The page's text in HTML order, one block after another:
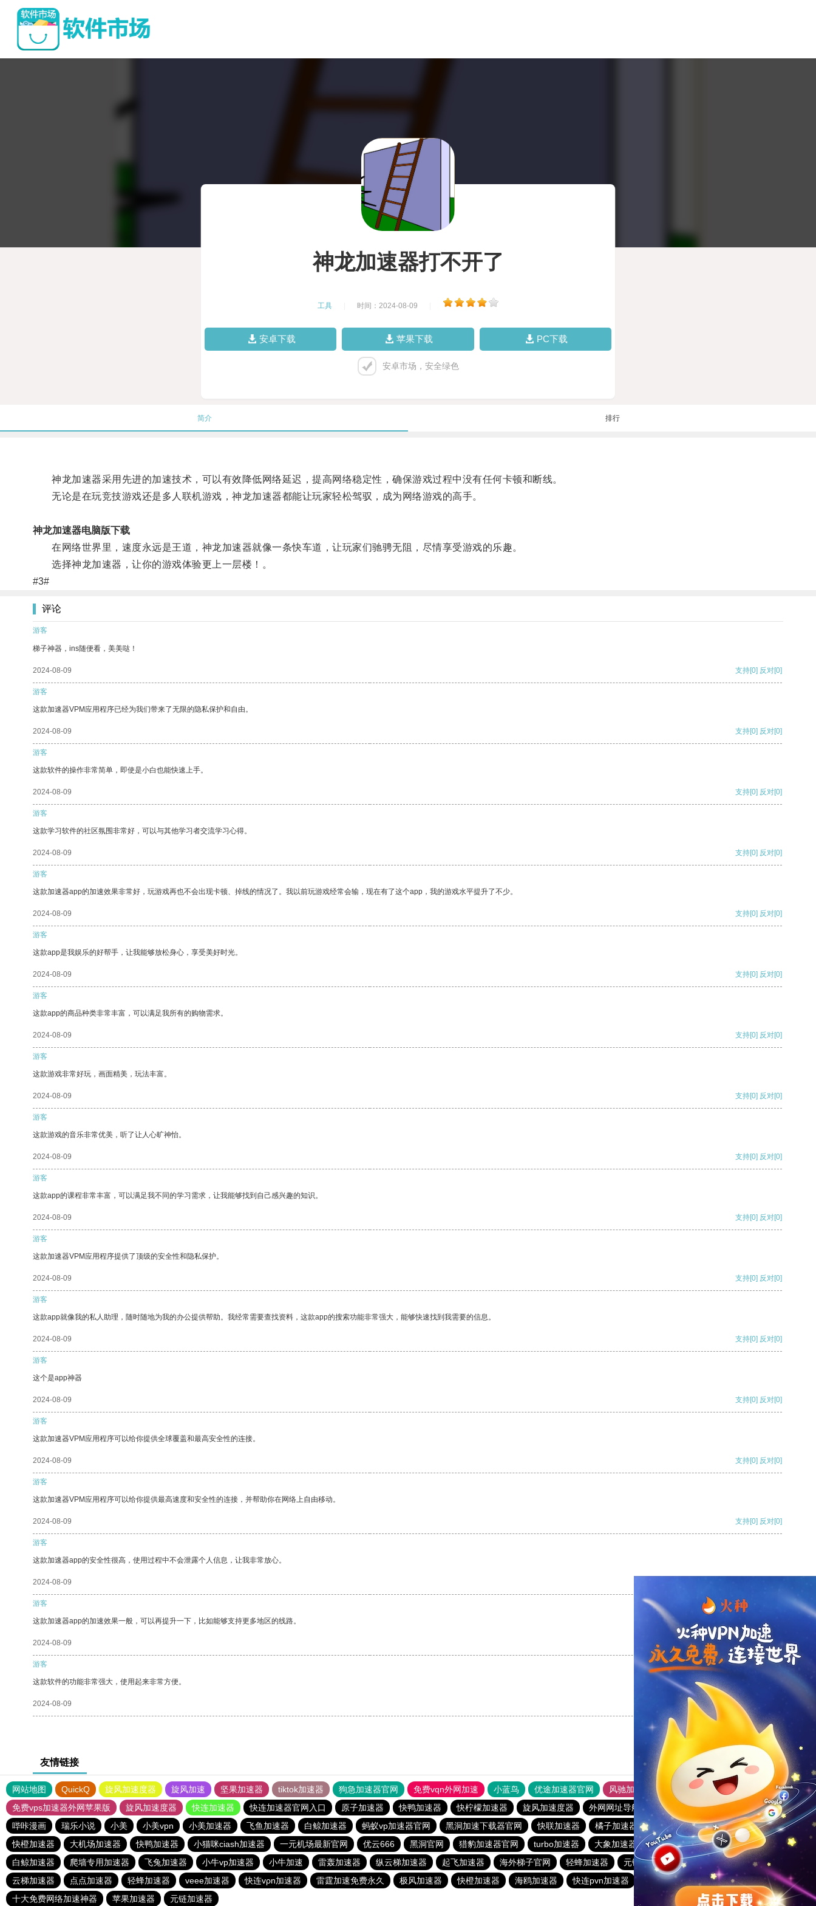
神龙加速器打不开了
工具 时间：2024-08-09
安卓下载 苹果下载 PC下载
安卓市场，安全绿色
简介 排行
神龙加速器采用先进的加速技术，可以有效降低网络延迟，提高网络稳定性，确保游戏过程中没有任何卡顿和断线。
无论是在玩竞技游戏还是多人联机游戏，神龙加速器都能让玩家轻松驾驭，成为网络游戏的高手。
神龙加速器电脑版下载
在网络世界里，速度永远是王道，神龙加速器就像一条快车道，让玩家们驰骋无阻，尽情享受游戏的乐趣。
选择神龙加速器，让你的游戏体验更上一层楼！。
#3#
评论
游客
梯子神器，ins随便看，美美哒！
2024-08-09 支持[0] 反对[0]
游客
这款加速器VPM应用程序已经为我们带来了无限的隐私保护和自由。
2024-08-09 支持[0] 反对[0]
游客
这款软件的操作非常简单，即使是小白也能快速上手。
2024-08-09 支持[0] 反对[0]
游客
这款学习软件的社区氛围非常好，可以与其他学习者交流学习心得。
2024-08-09 支持[0] 反对[0]
游客
这款加速器app的加速效果非常好，玩游戏再也不会出现卡顿、掉线的情况了。我以前玩游戏经常会输，现在有了这个app，我的游戏水平提升了不少。
2024-08-09 支持[0] 反对[0]
游客
这款app是我娱乐的好帮手，让我能够放松身心，享受美好时光。
2024-08-09 支持[0] 反对[0]
游客
这款app的商品种类非常丰富，可以满足我所有的购物需求。
2024-08-09 支持[0] 反对[0]
游客
这款游戏非常好玩，画面精美，玩法丰富。
2024-08-09 支持[0] 反对[0]
游客
这款游戏的音乐非常优美，听了让人心旷神怡。
2024-08-09 支持[0] 反对[0]
游客
这款app的课程非常丰富，可以满足我不同的学习需求，让我能够找到自己感兴趣的知识。
2024-08-09 支持[0] 反对[0]
游客
这款加速器VPM应用程序提供了顶级的安全性和隐私保护。
2024-08-09 支持[0] 反对[0]
游客
这款app就像我的私人助理，随时随地为我的办公提供帮助。我经常需要查找资料，这款app的搜索功能非常强大，能够快速找到我需要的信息。
2024-08-09 支持[0] 反对[0]
游客
这个是app神器
2024-08-09 支持[0] 反对[0]
游客
这款加速器VPM应用程序可以给你提供全球覆盖和最高安全性的连接。
2024-08-09 支持[0] 反对[0]
游客
这款加速器VPM应用程序可以给你提供最高速度和安全性的连接，并帮助你在网络上自由移动。
2024-08-09 支持[0] 反对[0]
游客
这款加速器app的安全性很高，使用过程中不会泄露个人信息，让我非常放心。
2024-08-09
游客
这款加速器app的加速效果一般，可以再提升一下，比如能够支持更多地区的线路。
2024-08-09 支持 [0] 反对 [0]
游客
这款软件的功能非常强大，使用起来非常方便。
2024-08-09 支持
友情链接
网站地图 QuickQ 旋风加速度器 旋风加速 坚果加速器 tiktok加速器 狗急加速器官网 免费vqn外网加速 小蓝鸟 优途加速器官网 风驰加速器
旋风加速器
免费vps加速器外网苹果版
旋风加速度器 快连加速器 快连加速器官网入口 原子加速器 快鸭加速器 快柠檬加速器 旋风加速度器 外网网址导航 软件中心 雷霆加速
狂飙加速器
哔咔漫画
瑞乐小说 小美 小美vpn 小美加速器 飞鱼加速器 白鲸加速器 蚂蚁vp加速器官网 黑洞加速下载器官网 快联加速器 橘子加速器 黑洞官方加速器
2023免费加速神器
快橙加速器
大机场加速器 快鸭加速器 小猫咪ciash加速器 一元机场最新官网 优云666 黑洞官网 猎豹加速器官网 turbo加速器 大象加速器 雷霆加速免费永久
橘子加速器
白鲸加速器
爬墙专用加速器 飞兔加速器 小牛vp加速器 小牛加速 雷轰加速器 纵云梯加速器 起飞加速器 海外梯子官网 轻蜂加速器 元链加速器 CC加速器
大象加速器
云梯加速器
点点加速器 轻蜂加速器 veee加速器 快连vρn加速器 雷霆加速免费永久 极风加速器 快橙加速器 海鸥加速器 快连pvn加速器 黑洞加速官网
白鲸加速器
十大免费网络加速神器
苹果加速器 元链加速器